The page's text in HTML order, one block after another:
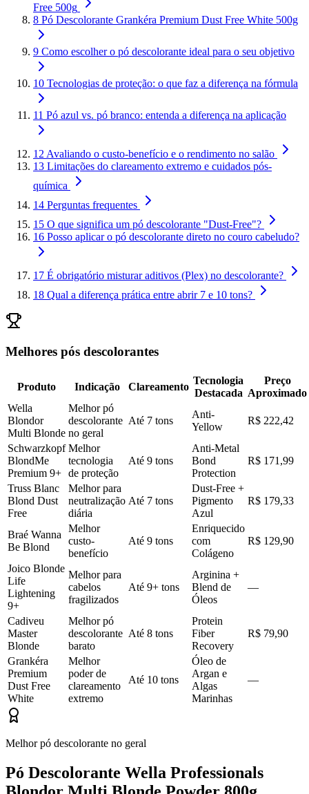
Free 500g
8 Pó Descolorante Grankéra Premium Dust Free White 500g
9 Como escolher o pó descolorante ideal para o seu objetivo
10 Tecnologias de proteção: o que faz a diferença na fórmula
11 Pó azul vs. pó branco: entenda a diferença na aplicação
12 Avaliando o custo-benefício e o rendimento no salão
13 Limitações do clareamento extremo e cuidados pós-
química
14 Perguntas frequentes
15 O que significa um pó descolorante "Dust-Free"?
16 Posso aplicar o pó descolorante direto no couro cabeludo?
17 É obrigatório misturar aditivos (Plex) no descolorante?
18 Qual a diferença prática entre abrir 7 e 10 tons?
Melhores pós descolorantes
Produto Indicação Clareamento
Tecnologia
Destacada
Preço
Aproximado
Wella
Blondor
Multi Blonde
Melhor pó
descolorante
no geral
Até 7 tons
Anti-
Yellow
R$ 222,42
Schwarzkopf
BlondMe
Premium 9+
Melhor
tecnologia
de proteção
Até 9 tons
Anti-Metal
Bond
Protection
R$ 171,99
Truss Blanc
Blond Dust
Free
Melhor para
neutralização
diária
Até 7 tons
Dust-Free +
Pigmento
Azul
R$ 179,33
Braé Wanna
Be Blond
Melhor
custo-
benefício
Até 9 tons
Enriquecido
com
Colágeno
R$ 129,90
Joico Blonde
Life
Lightening
9+
Melhor para
cabelos
fragilizados
Até 9+ tons
Arginina +
Blend de
Óleos
—
Cadiveu
Master
Blonde
Melhor pó
descolorante
barato
Até 8 tons
Protein
Fiber
Recovery
R$ 79,90
Grankéra
Premium
Dust Free
White
Melhor
poder de
clareamento
extremo
Até 10 tons
Óleo de
Argan e
Algas
Marinhas
—
Melhor pó descolorante no geral
Pó Descolorante Wella Professionals